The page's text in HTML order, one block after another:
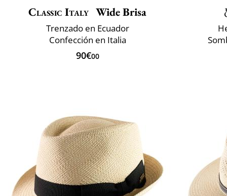
Classic Italy Wide Brisa
Trenzado en Ecuador
Confección en Italia
90€00